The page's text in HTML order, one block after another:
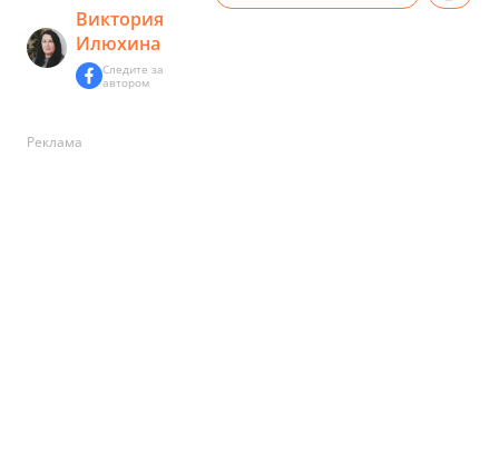
Виктория
Илюхина
Следите за
автором
Реклама